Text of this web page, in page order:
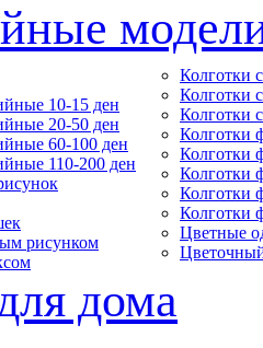
10-15 ден
20-50 ден
60-100 ден
110-200 ден
рисунком
Колготки
Колготки
Колготки
Колготки
Колготки
Колготки
Колготки
Колготки
Цветные
дома